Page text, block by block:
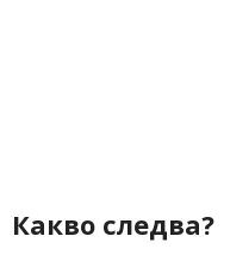
Какво следва?